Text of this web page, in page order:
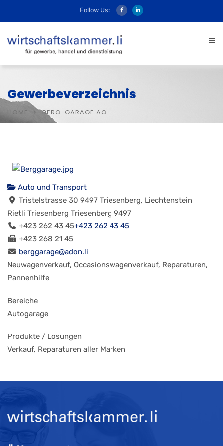
Follow Us:
Gewerbeverzeichnis
HOME BERG-GARAGE AG
Auto und Transport
Tristelstrasse 30 9497 Triesenberg, Liechtenstein
Rietli Triesenberg Triesenberg 9497
+423 262 43 45+423 262 43 45
+423 268 21 45
berggarage@adon.li
Neuwagenverkauf, Occasionswagenverkauf, Reparaturen,
Pannenhilfe
Bereiche
Autogarage
Produkte / Lösungen
Verkauf, Reparaturen aller Marken